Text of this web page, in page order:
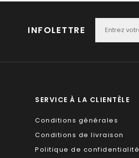
INFOLETTRE
SERVICE À LA CLIENTÈLE
Conditions générales
Conditions de livraison
Politique de confidentialité